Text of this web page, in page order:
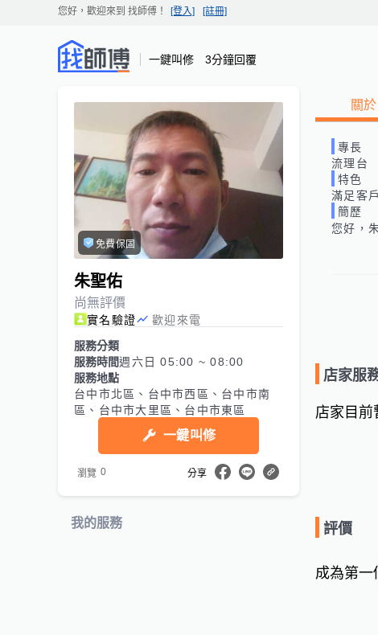
您好，歡迎來到 找師傅 ！ [登入] [註冊]
一鍵叫修 3分鐘回覆
免費保固
朱聖佑
尚無評價
實名驗證
歡迎來電
服務分類
服務時間週六日 05:00 ~ 08:00
服務地點
台中市北區、台中市西區、台中市南
區、台中市大里區、台中市東區
一鍵叫修
瀏覽 0 分享
我的服務
關於
專長
流理台
特色
滿足客
簡歷
您好，
店家服
店家目前
評價
成為第一